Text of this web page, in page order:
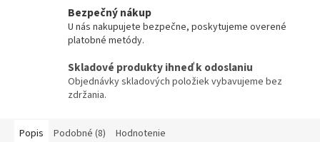
Bezpečný nákup
U nás nakupujete bezpečne, poskytujeme overené
platobné metódy.
Skladové produkty ihneď k odoslaniu
Objednávky skladových položiek vybavujeme bez
zdržania.
Popis Podobné (8) Hodnotenie